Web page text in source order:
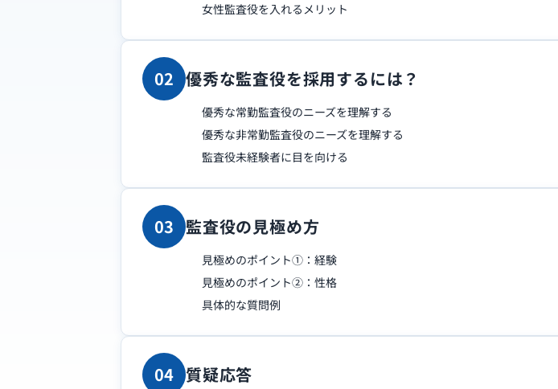
女性監査役を入れるメリット
02 優秀な監査役を採用するには？
優秀な常勤監査役のニーズを理解する
優秀な非常勤監査役のニーズを理解する
監査役未経験者に目を向ける
03 監査役の見極め方
見極めのポイント①：経験
見極めのポイント②：性格
具体的な質問例
04 質疑応答